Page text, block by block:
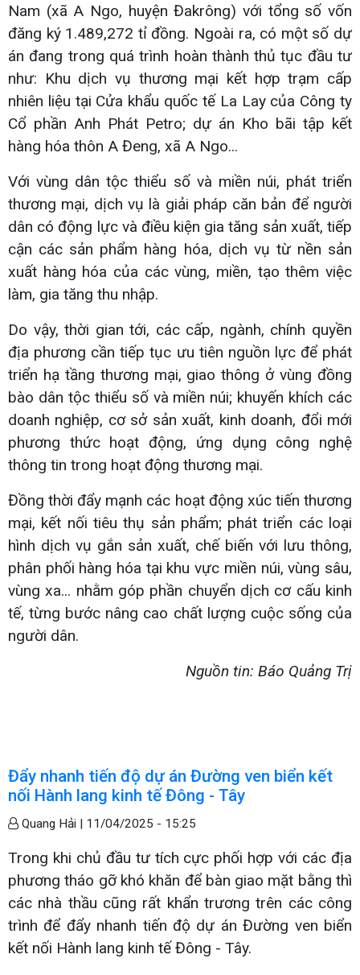
Nam (xã A Ngo, huyện Đakrông) với tổng số vốn
đăng ký 1.489,272 tỉ đồng. Ngoài ra, có một số dự
án đang trong quá trình hoàn thành thủ tục đầu tư
như: Khu dịch vụ thương mại kết hợp trạm cấp
nhiên liệu tại Cửa khẩu quốc tế La Lay của Công ty
Cổ phần Anh Phát Petro; dự án Kho bãi tập kết
hàng hóa thôn A Đeng, xã A Ngo...
Với vùng dân tộc thiểu số và miền núi, phát triển
thương mại, dịch vụ là giải pháp căn bản để người
dân có động lực và điều kiện gia tăng sản xuất, tiếp
cận các sản phẩm hàng hóa, dịch vụ từ nền sản
xuất hàng hóa của các vùng, miền, tạo thêm việc
làm, gia tăng thu nhập.
Do vậy, thời gian tới, các cấp, ngành, chính quyền
địa phương cần tiếp tục ưu tiên nguồn lực để phát
triển hạ tầng thương mại, giao thông ở vùng đồng
bào dân tộc thiểu số và miền núi; khuyến khích các
doanh nghiệp, cơ sở sản xuất, kinh doanh, đổi mới
phương thức hoạt động, ứng dụng công nghệ
thông tin trong hoạt động thương mại.
Đồng thời đẩy mạnh các hoạt động xúc tiến thương
mại, kết nối tiêu thụ sản phẩm; phát triển các loại
hình dịch vụ gắn sản xuất, chế biến với lưu thông,
phân phối hàng hóa tại khu vực miền núi, vùng sâu,
vùng xa... nhằm góp phần chuyển dịch cơ cấu kinh
tế, từng bước nâng cao chất lượng cuộc sống của
người dân.
Nguồn tin: Báo Quảng Trị
Đẩy nhanh tiến độ dự án Đường ven biển kết
nối Hành lang kinh tế Đông - Tây
Quang Hải | 11/04/2025 - 15:25
Trong khi chủ đầu tư tích cực phối hợp với các địa
phương tháo gỡ khó khăn để bàn giao mặt bằng thì
các nhà thầu cũng rất khẩn trương trên các công
trình để đẩy nhanh tiến độ dự án Đường ven biển
kết nối Hành lang kinh tế Đông - Tây.